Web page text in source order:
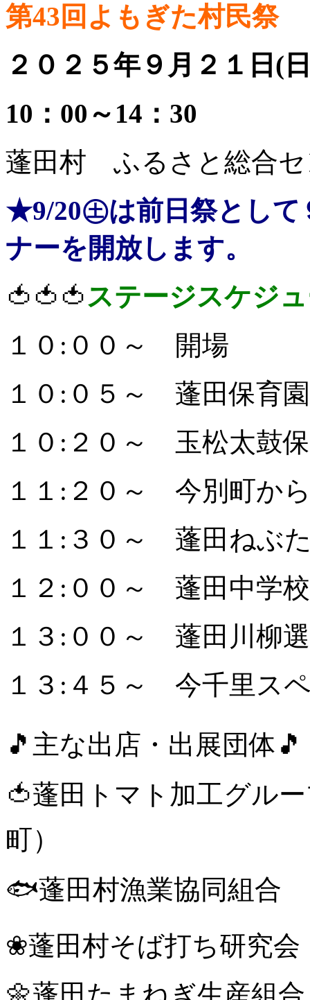
第43回よもぎた村民祭
２０２５年９月２１日(
10：00～14：30
蓬田村 ふるさと総合
★9/20㊏は前日祭として
ナーを開放します。
🍅🍅🍅ステージスケジ
１０:００～ 開場
１０:０５～ 蓬田保育
１０:２０～ 玉松太鼓
１１:２０～ 今別町か
１１:３０～ 蓬田ねぶ
１２:００～ 蓬田中学
１３:００～ 蓬田川柳
１３:４５～ 今千里ス
🎵主な出店・出展団体🎵
🍅蓬田トマト加工グ
町）
🐟蓬田村漁業協同
❀蓬田村そば打ち研